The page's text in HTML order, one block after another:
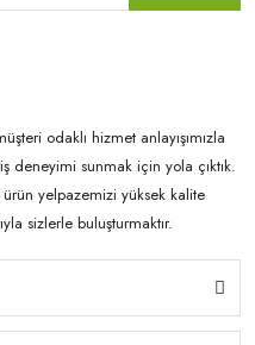
odaklı hizmet anlayışımızla
deneyimi sunmak için yola çıktık.
yelpazemizi yüksek kalite
sizlerle buluşturmaktır.